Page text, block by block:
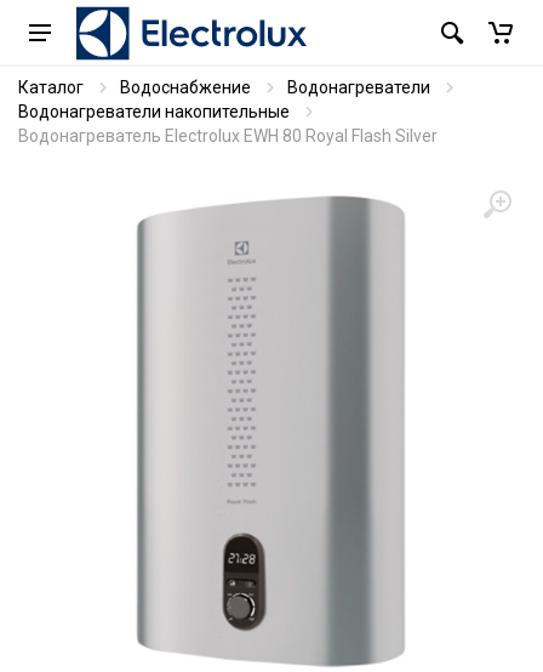
Каталог Водоснабжение
Водонагреватели
Водонагреватели накопительные
Водонагреватель Electrolux EWH 80 Royal Flash Silver